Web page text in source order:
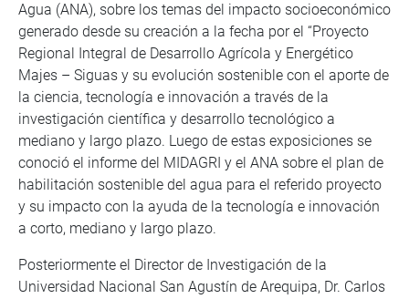
Agua (ANA), sobre los temas del impacto socioeconómico
generado desde su creación a la fecha por el “Proyecto
Regional Integral de Desarrollo Agrícola y Energético
Majes – Siguas y su evolución sostenible con el aporte de
la ciencia, tecnología e innovación a través de la
investigación científica y desarrollo tecnológico a
mediano y largo plazo. Luego de estas exposiciones se
conoció el informe del MIDAGRI y el ANA sobre el plan de
habilitación sostenible del agua para el referido proyecto
y su impacto con la ayuda de la tecnología e innovación
a corto, mediano y largo plazo.
Posteriormente el Director de Investigación de la
Universidad Nacional San Agustín de Arequipa, Dr. Carlos